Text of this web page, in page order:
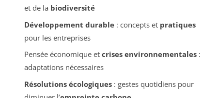
et de la biodiversité
Développement durable: concepts et pratiques
pour les entreprises
Pensée économique et crises environnementales:
adaptations nécessaires
Résolutions écologiques: gestes quotidiens pour